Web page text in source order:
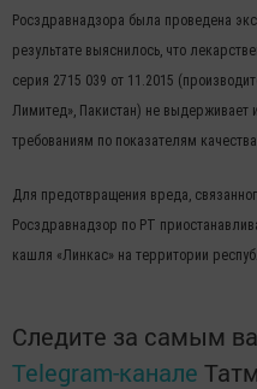
Росздравнадзора была проведена
результате выяснилось, что
серия 2715 039 от 11.2015
Лимитед», Пакистан) не выдерживает
требованиям по показателям
Для предотвращения вреда,
Росздравнадзор по РТ
кашля «Линкас» на территории
Следите за самым
Telegram-канале